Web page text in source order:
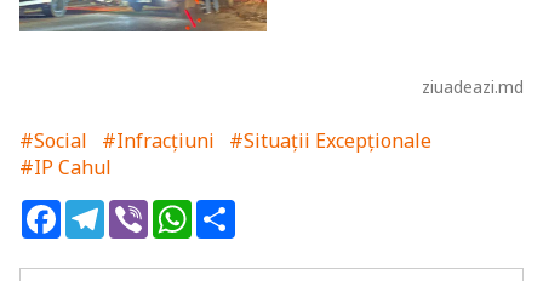
ziuadeazi.md
#Social #Infracțiuni
#Situații Excepționale
#IP Cahul
FacebookTelegram
ViberWhatsApp